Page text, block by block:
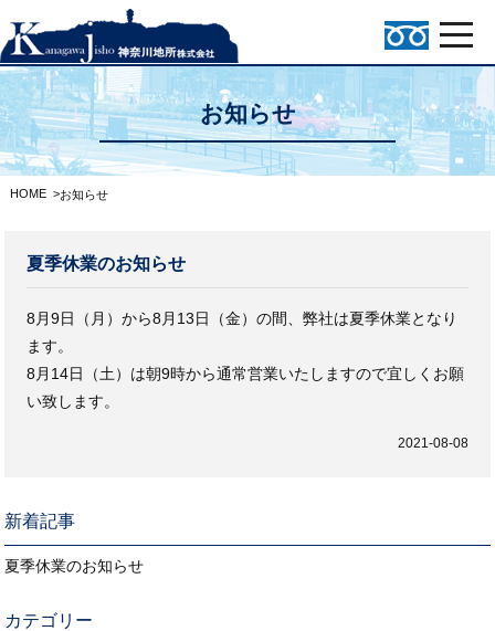
お知らせ
HOME>お知らせ
夏季休業のお知らせ
8月9日（月）から8月13日（金）の間、弊社は夏季休業となり
ます。
8月14日（土）は朝9時から通常営業いたしますので宜しくお願
い致します。
2021-08-08
新着記事
夏季休業のお知らせ
カテゴリー